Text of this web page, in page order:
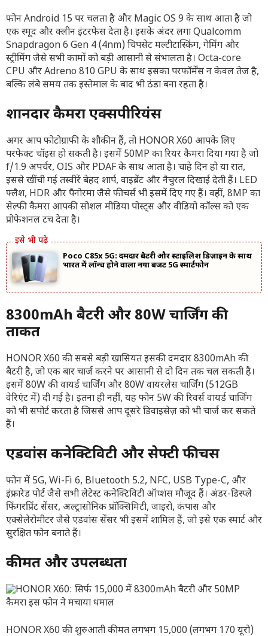
फोन Android 15 पर चलता है और Magic OS 9 के साथ आता है जो
एक स्मूद और क्लीन इंटरफेस देता है। इसके अंदर लगा Qualcomm
Snapdragon 6 Gen 4 (4nm) चिपसेट मल्टीटास्किंग, गेमिंग और
स्ट्रीमिंग जैसे सभी कामों को बड़ी आसानी से संभालता है। Octa-core
CPU और Adreno 810 GPU के साथ इसका परफॉर्मेंस न केवल तेज है,
बल्कि लंबे समय तक इस्तेमाल के बाद भी ठंडा बना रहता है।
शानदार कैमरा एक्सपीरियंस
अगर आप फोटोग्राफी के शौकीन हैं, तो HONOR X60 आपके लिए
परफेक्ट चॉइस हो सकती है। इसमें 50MP का रियर कैमरा दिया गया है जो
f/1.9 अपर्चर, OIS और PDAF के साथ आता है। चाहे दिन हो या रात,
इससे खींची गई तस्वीरें बेहद शार्प, वाइब्रेंट और नैचुरल दिखाई देती हैं। LED
फ्लैश, HDR और पैनोरमा जैसे फीचर्स भी इसमें दिए गए हैं। वहीं, 8MP का
सेल्फी कैमरा आपकी सोशल मीडिया पोस्ट्स और वीडियो कॉल्स को एक
प्रोफेशनल टच देता है।
Poco C85x 5G: दमदार बैटरी और स्टाइलिश डिज़ाइन के साथ
भारत में लॉन्च होने वाला नया बजट 5G स्मार्टफोन
8300mAh बैटरी और 80W चार्जिंग की
ताकत
HONOR X60 की सबसे बड़ी खासियत इसकी दमदार 8300mAh की
बैटरी है, जो एक बार चार्ज करने पर आसानी से दो दिन तक चल सकती है।
इसमें 80W की वायर्ड चार्जिंग और 80W वायरलेस चार्जिंग (512GB
वेरिएंट में) दी गई है। इतना ही नहीं, यह फोन 5W की रिवर्स वायर्ड चार्जिंग
को भी सपोर्ट करता है जिससे आप दूसरे डिवाइसेज़ को भी चार्ज कर सकते
हैं।
एडवांस कनेक्टिविटी और सेफ्टी फीचर्स
फोन में 5G, Wi-Fi 6, Bluetooth 5.2, NFC, USB Type-C, और
इंफ्रारेड पोर्ट जैसे सभी लेटेस्ट कनेक्टिविटी ऑप्शंस मौजूद हैं। अंडर-डिस्प्ले
फिंगरप्रिंट सेंसर, अल्ट्रासोनिक प्रॉक्सिमिटी, जाइरो, कंपास और
एक्सेलेरोमीटर जैसे एडवांस सेंसर भी इसमें शामिल हैं, जो इसे एक स्मार्ट और
सुरक्षित फोन बनाते हैं।
कीमत और उपलब्धता
HONOR X60 की शुरुआती कीमत लगभग 15,000 (लगभग 170 यूरो)